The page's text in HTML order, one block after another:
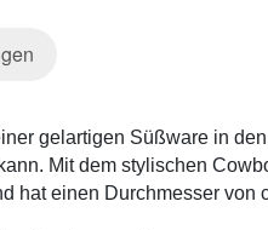
gelartigen Süßware in
Mit dem stylischen
hat einen Durchmesser von